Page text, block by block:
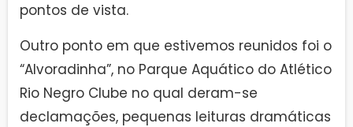
pontos de vista.
Outro ponto em que estivemos reunidos foi o
“Alvoradinha”, no Parque Aquático do Atlético
Rio Negro Clube no qual deram-se
declamações, pequenas leituras dramáticas